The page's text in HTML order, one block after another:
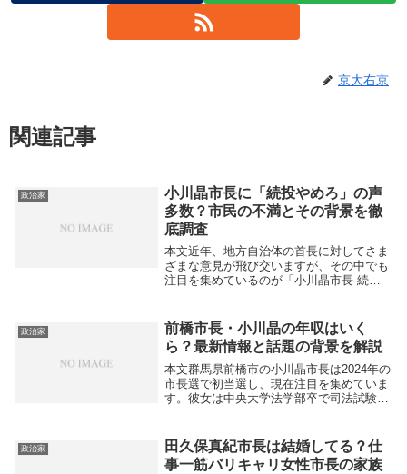
京大右京
関連記事
政治家
小川晶市長に「続投やめろ」の声
多数？市民の不満とその背景を徹
底調査
本文近年、地方自治体の首長に対してさま
ざまな意見が飛び交いますが、その中でも
注目を集めているのが「小川晶市長 続投
うか。本記事では、市民の声や市政の課題
を掘り下げて...
政治家
前橋市長・小川晶の年収はいく
ら？最新情報と話題の背景を解説
本文群馬県前橋市の小川晶市長は2024年の
市長選で初当選し、現在注目を集めていま
す。彼女は中央大学法学部卒で司法試験合
長の「年収はいくらか」という点に関心が
高まって...
政治家
田久保真紀市長は結婚してる？仕
事一筋バリキャリ女性市長の家族